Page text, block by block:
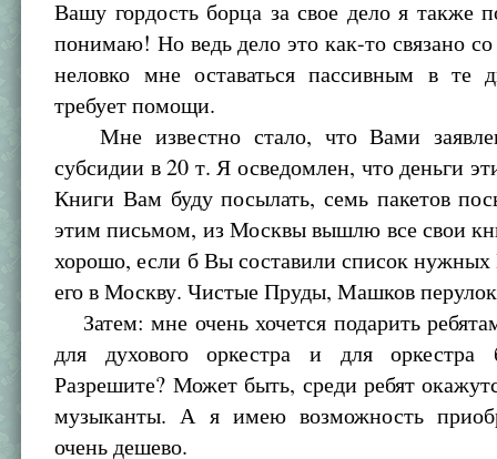
Вашу гордость борца за свое дело я также
понимаю! Но ведь дело это как-то связано
неловко мне оставаться пассивным в те
требует помощи.
Мне известно стало, что Вами
субсидии в 20 т. Я осведомлен, что деньги
Книги Вам буду посылать, семь пакетов
этим письмом, из Москвы вышлю все свои
хорошо, если б Вы составили список
его в Москву. Чистые Пруды, Машков
Затем: мне очень хочется подарить
для духового оркестра и для оркестра
Разрешите? Может быть, среди ребят
музыканты. А я имею возможность
очень дешево.